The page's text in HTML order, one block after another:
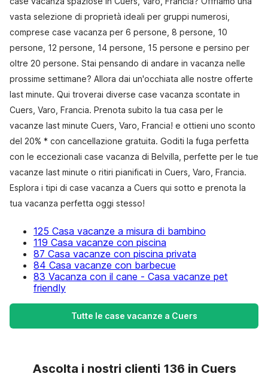
vasta selezione di proprietà ideali per gruppi numerosi,
comprese case vacanza per 6 persone, 8 persone, 10
persone, 12 persone, 14 persone, 15 persone e persino per
oltre 20 persone. Stai pensando di andare in vacanza nelle
prossime settimane? Allora dai un'occhiata alle nostre offerte
last minute. Qui troverai diverse case vacanza scontate in
Cuers, Varo, Francia. Prenota subito la tua casa per le
vacanze last minute Cuers, Varo, Francia! e ottieni uno sconto
del 20% * con cancellazione gratuita. Goditi la fuga perfetta
con le eccezionali case vacanza di Belvilla, perfette per le tue
vacanze last minute o ritiri pianificati in Cuers, Varo, Francia.
Esplora i tipi di case vacanza a Cuers qui sotto e prenota la
tua vacanza perfetta oggi stesso!
125 Casa vacanze a misura di bambino
119 Casa vacanze con piscina
87 Casa vacanze con piscina privata
84 Casa vacanze con barbecue
83 Vacanza con il cane - Casa vacanze pet
friendly
Tutte le case vacanze a Cuers
Ascolta i nostri clienti 136 in Cuers